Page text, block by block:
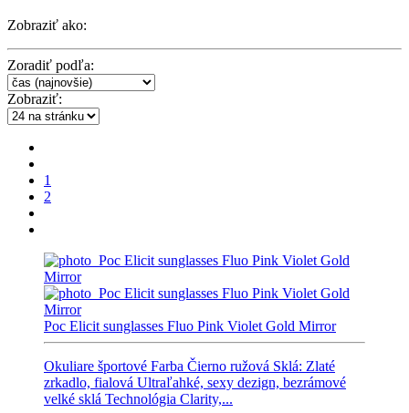
Zobraziť ako:
Zoradiť podľa:
Zobraziť:
1
2
Poc Elicit sunglasses Fluo Pink Violet Gold Mirror
Okuliare športové Farba Čierno ružová Sklá: Zlaté
zrkadlo, fialová Ultraľahké, sexy dezign, bezrámové
velké sklá Technológia Clarity,...